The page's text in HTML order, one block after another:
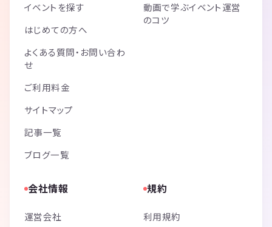
イベントを探す
はじめての方へ
よくある質問・お問い合わ
せ
ご利用料金
サイトマップ
記事一覧
ブログ一覧
動画で学ぶイベント運営
のコツ
会社情報
運営会社
規約
利用規約